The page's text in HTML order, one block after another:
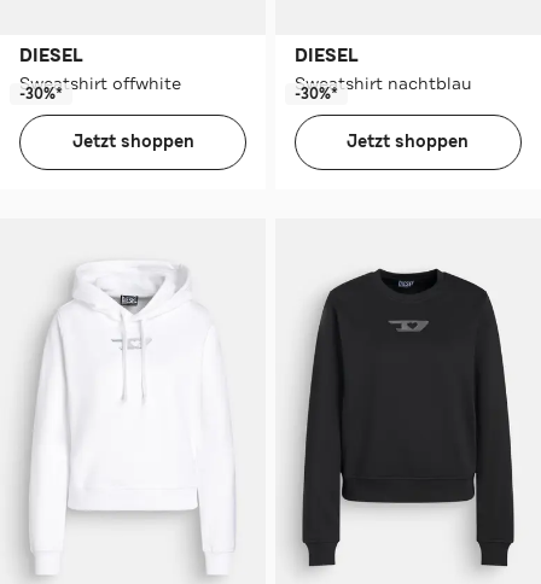
DIESEL
Sweatshirt offwhite
-30%*
Jetzt shoppen
DIESEL
Sweatshirt nachtblau
-30%*
Jetzt shoppen